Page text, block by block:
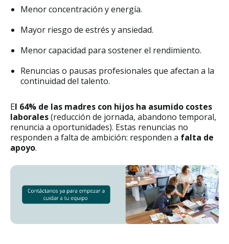
Menor concentración y energía.
Mayor riesgo de estrés y ansiedad.
Menor capacidad para sostener el rendimiento.
Renuncias o pausas profesionales que afectan a la
continuidad del talento.
El 64% de las madres con hijos ha asumido costes
laborales(reducción de jornada, abandono temporal,
renuncia a oportunidades). Estas renuncias no
responden a falta de ambición: responden a falta de
apoyo.